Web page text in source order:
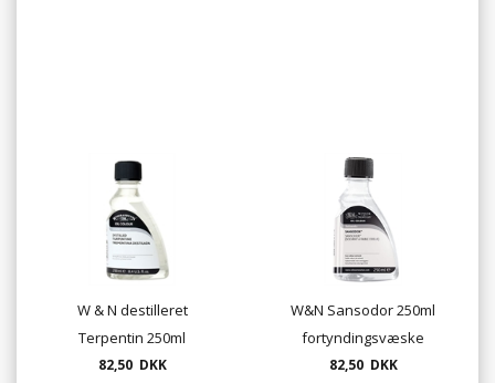
W & N destilleret
Terpentin 250ml
82,50 DKK
W&N Sansodor 250ml
fortyndingsvæske
82,50 DKK